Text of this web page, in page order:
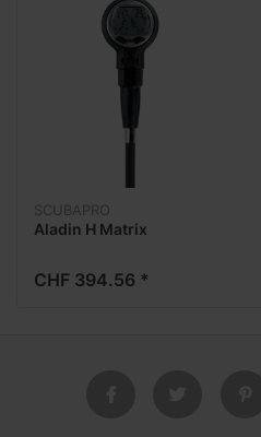
SCUBAPRO
Aladin H Matrix
CHF 394.56 *